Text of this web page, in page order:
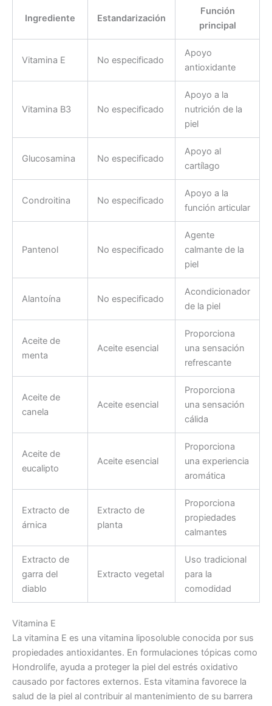
Ingrediente Estandarización
Función
principal
Vitamina E No especificado
Apoyo
antioxidante
Vitamina B3 No especificado
Apoyo a la
nutrición de la
piel
Glucosamina No especificado
Apoyo al
cartílago
Condroitina No especificado
Apoyo a la
función articular
Pantenol No especificado
Agente
calmante de la
piel
Alantoína No especificado
Acondicionador
de la piel
Aceite de
menta
Aceite esencial
Proporciona
una sensación
refrescante
Aceite de
canela
Aceite esencial
Proporciona
una sensación
cálida
Aceite de
eucalipto
Aceite esencial
Proporciona
una experiencia
aromática
Extracto de
árnica
Extracto de
planta
Proporciona
propiedades
calmantes
Extracto de
garra del
diablo
Extracto vegetal
Uso tradicional
para la
comodidad
Vitamina E
La vitamina E es una vitamina liposoluble conocida por sus
propiedades antioxidantes. En formulaciones tópicas como
Hondrolife, ayuda a proteger la piel del estrés oxidativo
causado por factores externos. Esta vitamina favorece la
salud de la piel al contribuir al mantenimiento de su barrera